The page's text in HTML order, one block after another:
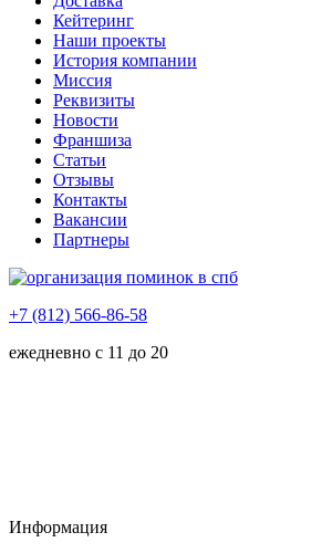
Кейтеринг
Наши проекты
История компании
Миссия
Реквизиты
Новости
Франшиза
Статьи
Отзывы
Контакты
Вакансии
Партнеры
+7 (812) 566-86-58
ежедневно с 11 до 20
Информация